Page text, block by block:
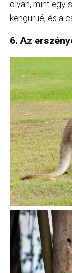
olyan, mint egy
kengurué, és a
6. Az